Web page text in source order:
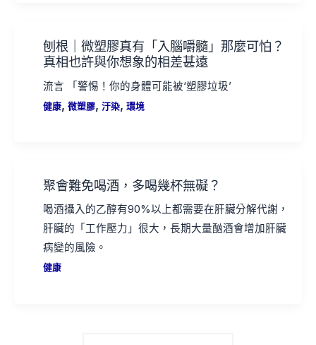
刨根｜微塑膠真有「入腦嚼髓」那麼可怕？
真相也許與你想象的相差甚遠
流言 「警惕！你的身體可能被‘塑膠垃圾’
健康,微塑膠,汙染,環境
聚會難免喝酒，多喝幾杯無礙？
喝酒攝入的乙醇有90%以上都需要在肝臟分解代謝，
肝臟的「工作壓力」很大，長期大量酗酒會增加肝臟
病變的風險。
健康